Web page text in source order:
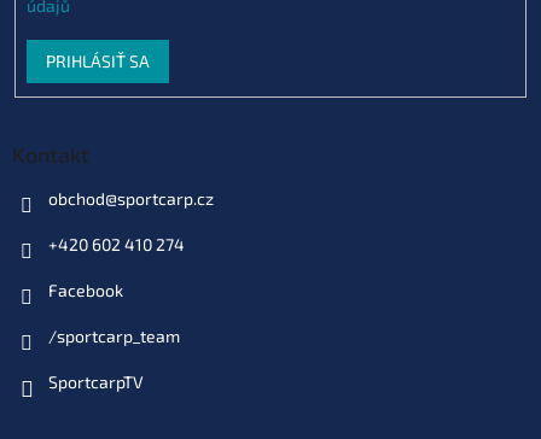
Varianta: vel. 8 (CHK187)
Dodacia doba 6 týždňov
EAN:5055350277805
Varianta: vel. 6B (CHK188)
EAN:
údajů
PRIHLÁSIŤ SA
Kontakt
obchod@sportcarp.cz
+420 602 410 274
Facebook
/sportcarp_team
SportcarpTV